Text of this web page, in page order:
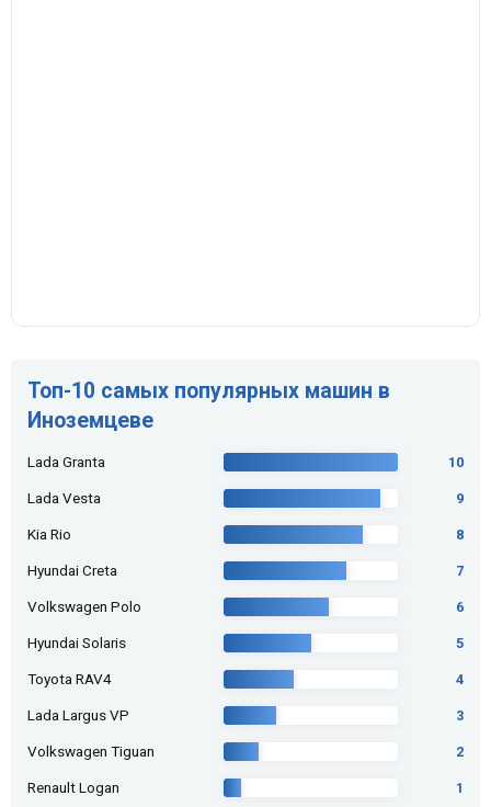
Топ-10 самых популярных машин в
Иноземцеве
Lada Granta 10
Lada Vesta 9
Kia Rio 8
Hyundai Creta 7
Volkswagen Polo 6
Hyundai Solaris 5
Toyota RAV4 4
Lada Largus VP 3
Volkswagen Tiguan 2
Renault Logan 1